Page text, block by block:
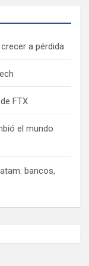
a pérdida
FTX
el mundo
bancos,